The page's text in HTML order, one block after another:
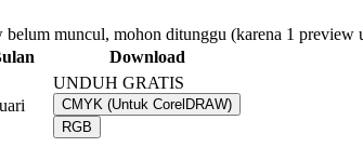
muncul, mohon ditunggu (karena 1 preview
Download
UNDUH GRATIS
CMYK (Untuk CorelDRAW)
RGB